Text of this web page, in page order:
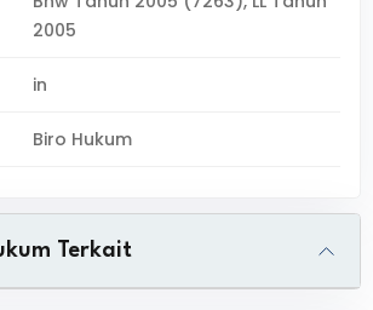
2005
in
Biro Hukum
Terkait